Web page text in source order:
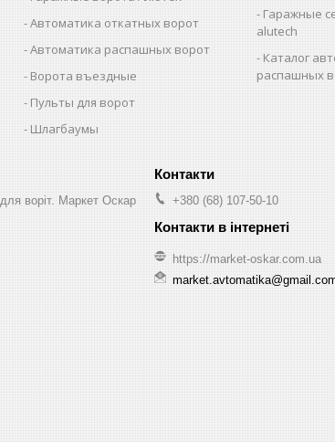
Автоматика откатных ворот
Автоматика распашных ворот
Ворота въездные
Пульты для ворот
Шлагбаумы
Гаражные
alutech
Каталог
распашных
воріт. Маркет Оскар +380 (68) 107-50-10
https://market-oskar.com.ua